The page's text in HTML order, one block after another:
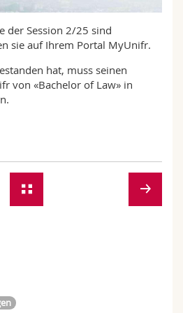
Fak.
der Session 2/25 sind
sie auf Ihrem Portal MyUnifr.
hat, muss seinen
von «Bachelor of Law» in